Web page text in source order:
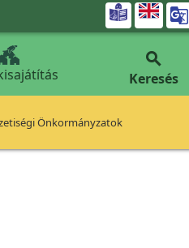


Keresés
Önkormányzatok